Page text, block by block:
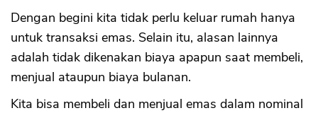
Dengan begini kita tidak perlu keluar rumah hanya
untuk transaksi emas. Selain itu, alasan lainnya
adalah tidak dikenakan biaya apapun saat membeli,
menjual ataupun biaya bulanan.
Kita bisa membeli dan menjual emas dalam nominal